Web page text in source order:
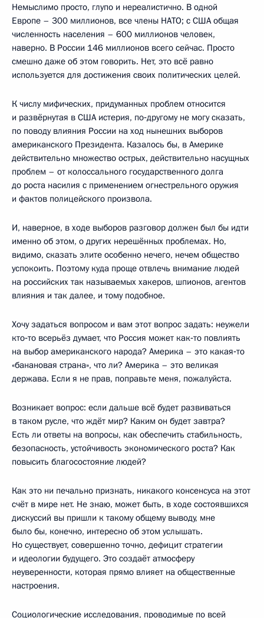
Немыслимо просто, глупо и нереалистично. В одной
Европе – 300 миллионов, все члены НАТО; с США общая
численность населения – 600 миллионов человек,
наверно. В России 146 миллионов всего сейчас. Просто
смешно даже об этом говорить. Нет, это всё равно
используется для достижения своих политических целей.
К числу мифических, придуманных проблем относится
и развёрнутая в США истерия, по‑другому не могу сказать,
по поводу влияния России на ход нынешних выборов
американского Президента. Казалось бы, в Америке
действительно множество острых, действительно насущных
проблем – от колоссального государственного долга
до роста насилия с применением огнестрельного оружия
и фактов полицейского произвола.
И, наверное, в ходе выборов разговор должен был бы идти
именно об этом, о других нерешённых проблемах. Но,
видимо, сказать элите особенно нечего, нечем общество
успокоить. Поэтому куда проще отвлечь внимание людей
на российских так называемых хакеров, шпионов, агентов
влияния и так далее, и тому подобное.
Хочу задаться вопросом и вам этот вопрос задать: неужели
кто‑то всерьёз думает, что Россия может как‑то повлиять
на выбор американского народа? Америка – это какая‑то
«банановая страна», что ли? Америка – это великая
держава. Если я не прав, поправьте меня, пожалуйста.
Возникает вопрос: если дальше всё будет развиваться
в таком русле, что ждёт мир? Каким он будет завтра?
Есть ли ответы на вопросы, как обеспечить стабильность,
безопасность, устойчивость экономического роста? Как
повысить благосостояние людей?
Как это ни печально признать, никакого консенсуса на этот
счёт в мире нет. Не знаю, может быть, в ходе состоявшихся
дискуссий вы пришли к такому общему выводу, мне
было бы, конечно, интересно об этом услышать.
Но существует, совершенно точно, дефицит стратегии
и идеологии будущего. Это создаёт атмосферу
неуверенности, которая прямо влияет на общественные
настроения.
Социологические исследования, проводимые по всей